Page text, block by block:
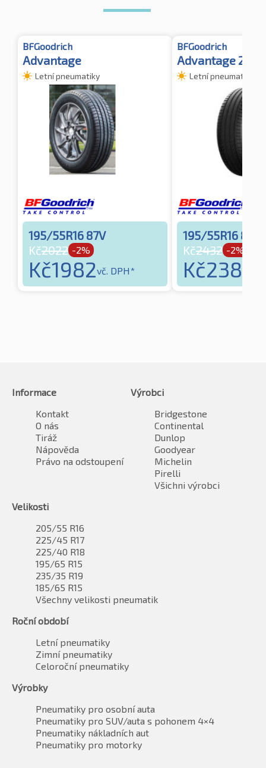
BFGoodrich
Advantage
Letní pneumatiky
195/55R16 87V
Kč2022 -2%
Kč1982vč. DPH*
BFGoodrich
Advantage 2
Letní pneumatiky
195/55R16 87W
Kč2432 -2%
Kč2384
Informace
Kontakt
O nás
Tiráž
Nápověda
Právo na odstoupení
Výrobci
Bridgestone
Continental
Dunlop
Goodyear
Michelin
Pirelli
Všichni výrobci
Velikosti
205/55 R16
225/45 R17
225/40 R18
195/65 R15
235/35 R19
185/65 R15
Všechny velikosti pneumatik
Roční období
Letní pneumatiky
Zimní pneumatiky
Celoroční pneumatiky
Výrobky
Pneumatiky pro osobní auta
Pneumatiky pro SUV/auta s pohonem 4×4
Pneumatiky nákladních aut
Pneumatiky pro motorky